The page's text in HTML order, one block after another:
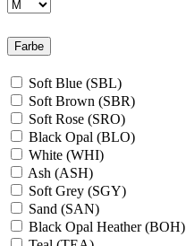
Farbe
Soft Blue (SBL)
Soft Brown (SBR)
Soft Rose (SRO)
Black Opal (BLO)
White (WHI)
Ash (ASH)
Soft Grey (SGY)
Sand (SAN)
Black Opal Heather (BOH)